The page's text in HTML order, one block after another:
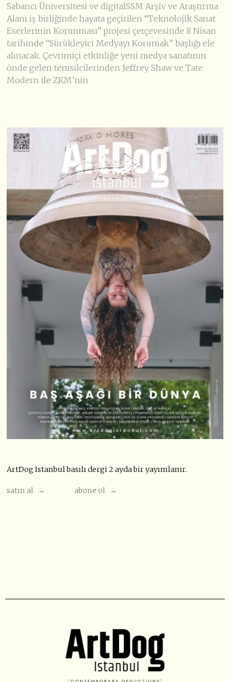
Sabancı Üniversitesi ve digitalSSM Arşiv ve Araştırma
Alanı iş birliğinde hayata geçirilen “Teknolojik Sanat
Eserlerinin Korunması” projesi çerçevesinde 8 Nisan
tarihinde “Sürükleyici Medyayı Korumak” başlığı ele
alınacak. Çevrimiçi etkinliğe yeni medya sanatının
önde gelen temsilcilerinden Jeffrey Shaw ve Tate
Modern ile ZKM’nin
ArtDog Istanbul basılı dergi 2 ayda bir yayımlanır.
satın al → abone ol →